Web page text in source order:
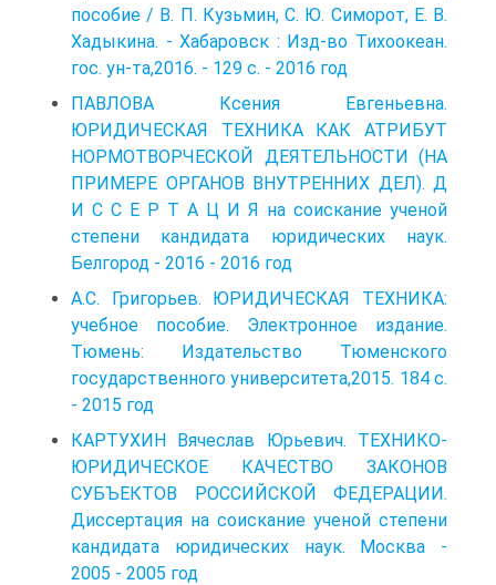
пособие / В. П. Кузьмин, С. Ю. Симорот, E. В.
Хадыкина. - Хабаровск : Изд-во Тихоокеан.
гос. ун-та,2016. - 129 с. - 2016 год
ПАВЛОВА Ксения Евгеньевна.
ЮРИДИЧЕСКАЯ ТЕХНИКА КАК АТРИБУТ
НОРМОТВОРЧЕСКОЙ ДЕЯТЕЛЬНОСТИ (НА
ПРИМЕРЕ ОРГАНОВ ВНУТРЕННИХ ДЕЛ). Д
И С С Е Р Т А Ц И Я на соискание ученой
степени кандидата юридических наук.
Белгород - 2016 - 2016 год
А.С. Григорьев. ЮРИДИЧЕСКАЯ ТЕХНИКА:
учебное пособие. Электронное издание.
Тюмень: Издательство Тюменского
государственного университета,2015. 184 с.
- 2015 год
КАРТУХИН Вячеслав Юрьевич. ТЕХНИКО-
ЮРИДИЧЕСКОЕ КАЧЕСТВО ЗАКОНОВ
СУБЪЕКТОВ РОССИЙСКОЙ ФЕДЕРАЦИИ.
Диссертация на соискание ученой степени
кандидата юридических наук. Москва -
2005 - 2005 год